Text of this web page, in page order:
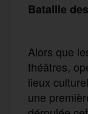
Bataille
Alors que
théâtres,
lieux
une